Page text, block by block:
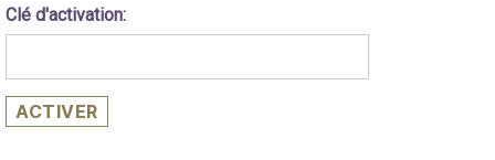
rôliste
?
Clé d'activation: